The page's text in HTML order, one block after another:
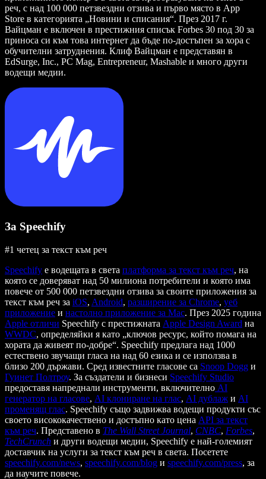
реч, с над 100 000 петзвездни отзива и първо място в App
Store в категорията „Новини и списания“. През 2017 г.
Вайцман е включен в престижния списък Forbes 30 под 30 за
приноса си към това интернет да бъде по-достъпен за хора с
обучителни затруднения. Клиф Вайцман е представян в
EdSurge, Inc., PC Mag, Entrepreneur, Mashable и много други
водещи медии.
За Speechify
#1 четец за текст към реч
Speechify е водещата в света платформа за текст към реч, на
която се доверяват над 50 милиона потребители и която има
повече от 500 000 петзвездни отзива за своите приложения за
текст към реч за iOS, Android, разширение за Chrome, уеб
приложение и настолно приложение за Mac. През 2025 година
Apple отличи Speechify с престижната Apple Design Award на
WWDC, определяйки я като „ключов ресурс, който помага на
хората да живеят по-добре“. Speechify предлага над 1000
естествено звучащи гласа на над 60 езика и се използва в
близо 200 държави. Сред известните гласове са Snoop Dogg и
Гуинет Полтроу. За създатели и бизнеси Speechify Studio
предоставя напреднали инструменти, включително AI
генератор на гласове, AI клониране на глас, AI дублаж и AI
променящ глас. Speechify също задвижва водещи продукти със
своето висококачествено и достъпно като цена API за текст
към реч. Представено в The Wall Street Journal, CNBC, Forbes,
TechCrunch и други водещи медии, Speechify е най-големият
доставчик на услуги за текст към реч в света. Посетете
speechify.com/news, speechify.com/blog и speechify.com/press, за
да научите повече.